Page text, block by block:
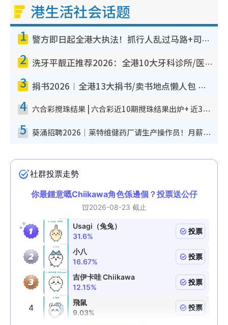
港生活社会话题
1 警方即日起全港大执法！抓行人乱过马路+司机不专注驾驶！乱过马路罚$2000
2 洗牙平靓正推荐2026：全港10大牙科诊所/医院懒人包，夜诊至8点/镇静洁牙/医疗券适用
3 捐书2026︱全港13大捐书/卖书地点懒人包 二手课本最高$150＋旧书换免费咖啡/戏票
4 六合彩搅珠结果 | 六合彩近10期搅珠结果出炉+ 近30期最旺热门中奖号码
5 葵涌招聘2026｜莱特维健药厂请生产操作员！月薪高达$1.7万 冷气厂房/五天工作/保障双粮